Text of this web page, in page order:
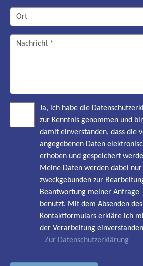
Ja, ich habe die
zur Kenntnis genommen und
damit einverstanden, dass die
angegebenen Daten
erhoben und gespeichert
Meine Daten werden dabei
zweckgebunden zur
Beantwortung meiner Anfrage
benutzt. Mit dem Absenden des
Kontaktformulars erkläre ich
der Verarbeitung
Zur Datenschutzerklärung